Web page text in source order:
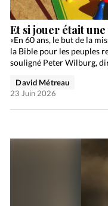
Et si jouer était
«En 60 ans, le but de la
la Bible pour les peuples
souligné Peter Wilburg,
David Métreau
23 Juin 2026